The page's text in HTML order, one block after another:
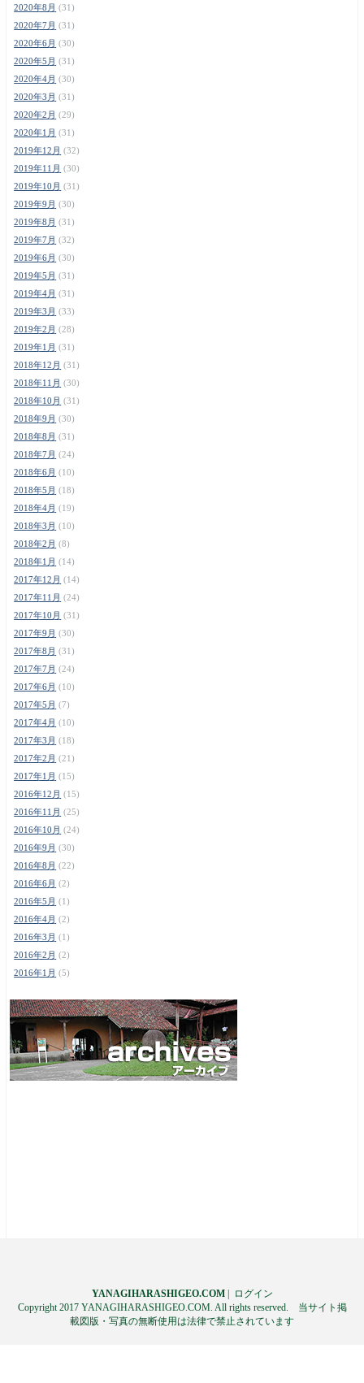
2020年8月 (31)
2020年7月 (31)
2020年6月 (30)
2020年5月 (31)
2020年4月 (30)
2020年3月 (31)
2020年2月 (29)
2020年1月 (31)
2019年12月 (32)
2019年11月 (30)
2019年10月 (31)
2019年9月 (30)
2019年8月 (31)
2019年7月 (32)
2019年6月 (30)
2019年5月 (31)
2019年4月 (31)
2019年3月 (33)
2019年2月 (28)
2019年1月 (31)
2018年12月 (31)
2018年11月 (30)
2018年10月 (31)
2018年9月 (30)
2018年8月 (31)
2018年7月 (24)
2018年6月 (10)
2018年5月 (18)
2018年4月 (19)
2018年3月 (10)
2018年2月 (8)
2018年1月 (14)
2017年12月 (14)
2017年11月 (24)
2017年10月 (31)
2017年9月 (30)
2017年8月 (31)
2017年7月 (24)
2017年6月 (10)
2017年5月 (7)
2017年4月 (10)
2017年3月 (18)
2017年2月 (21)
2017年1月 (15)
2016年12月 (15)
2016年11月 (25)
2016年10月 (24)
2016年9月 (30)
2016年8月 (22)
2016年6月 (2)
2016年5月 (1)
2016年4月 (2)
2016年3月 (1)
2016年2月 (2)
2016年1月 (5)
YANAGIHARASHIGEO.COM|
ログイン
Copyright 2017 YANAGIHARASHIGEO.COM. All rights reserved. 当サイト掲
載図版・写真の無断使用は法律で禁止されています